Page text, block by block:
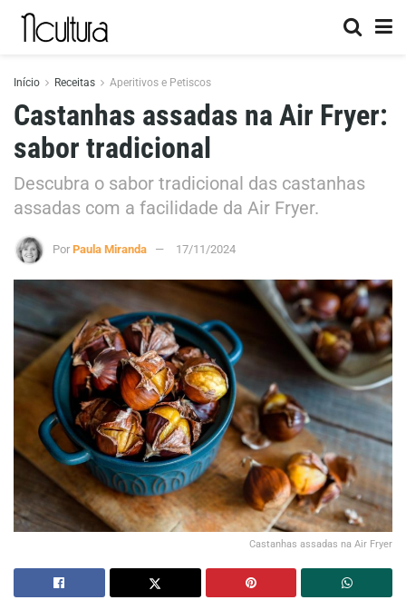
Início Receitas Aperitivos e Petiscos
Castanhas assadas na Air Fryer:
sabor tradicional
Descubra o sabor tradicional das castanhas
assadas com a facilidade da Air Fryer.
Por Paula Miranda 17/11/2024
Castanhas assadas na Air Fryer